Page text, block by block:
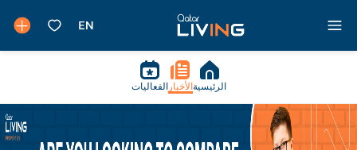
الرئيسية الأخبار الفعاليات